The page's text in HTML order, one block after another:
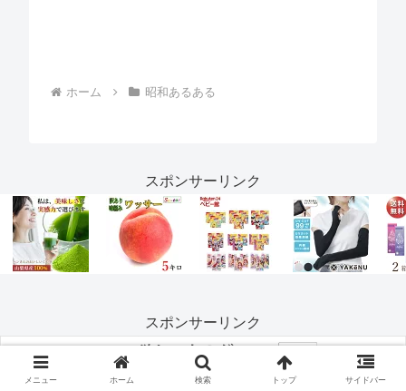
ホーム 昭和あるある
スポンサーリンク
スポンサーリンク
メニュー ホーム 検索 トップ サイドバー